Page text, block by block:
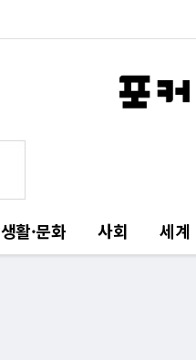
생활·문화 사회 세계